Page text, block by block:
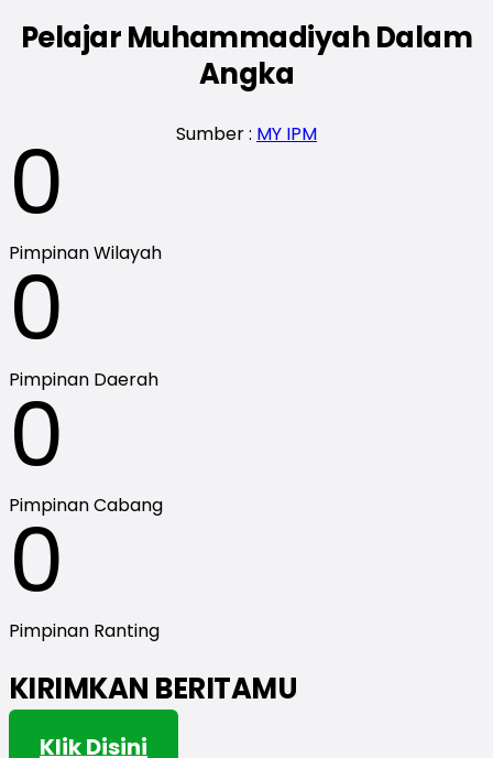
Pelajar MuhammadiyahDalam
Angka
Sumber : MY IPM
0
Pimpinan Wilayah
0
Pimpinan Daerah
0
Pimpinan Cabang
0
Pimpinan Ranting
KIRIMKAN BERITAMU
Klik Disini